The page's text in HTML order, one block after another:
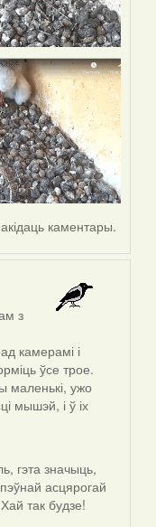
каментары.
з
камерамі і
ўсе трое.
маленькі, ужо
мышэй, і ў іх
гэта значыць,
асцярогай
так будзе!